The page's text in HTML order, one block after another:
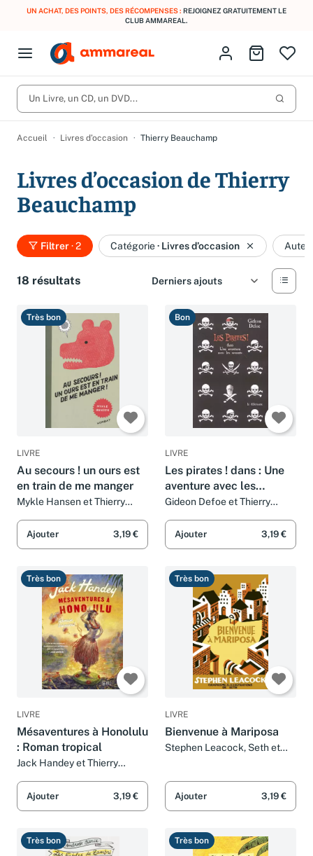
UN ACHAT, DES POINTS, DES RÉCOMPENSES : REJOIGNEZ GRATUITEMENT LE
CLUB AMMAREAL.
Open menu
Fermer le menu
CD d'occasion
Partitions
Culture à 1 €
Meilleures ventes
Produits Catégories
Vous n'avez pas trouvé l'article que vous cherchiez ?
qu'il est en stock.
Identifiez-vous
Aller au
Un Livre, un CD, un DVD...
Accueil Livres d’occasion Thierry Beauchamp
Livres d’occasion de Thierry
Beauchamp
Filtrer· 2 Catégorie· Livres d’occasion
18 résultats
Très bon
LIVRE
Au secours ! un ours est
en train de me manger
Mykle Hansen et Thierry
Ajouter 3,19 €
Bon
LIVRE
Les pirates ! dans : Une
aventure avec les
savants
Gideon Defoe et Thierry
Ajouter 3,19 €
Très bon
LIVRE
Mésaventures à Honolulu
: Roman tropical
Jack Handey et Thierry
Ajouter 3,19 €
Très bon
LIVRE
Bienvenue à Mariposa
Stephen Leacock, Seth et
Ajouter 3,19 €
Très bon Très bon